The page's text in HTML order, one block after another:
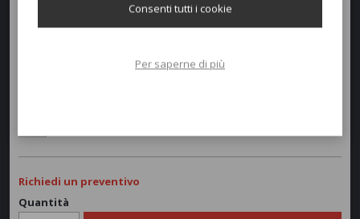
Richiedi un preventivo
Quantità
Consenti tutti i cookie
Per saperne di più